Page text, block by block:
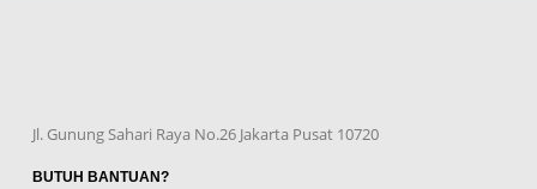
Jl. Gunung Sahari Raya No.26 Jakarta Pusat 10720
BUTUH BANTUAN?